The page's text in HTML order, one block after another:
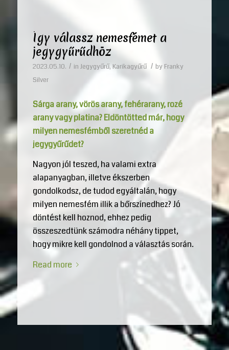
Így válassz nemesfémet a
jegygyűrűdhöz
2023.05.10. / in Jegygyűrű,Karikagyűrű / by Franky
Silver
Sárga arany, vörös arany, fehérarany, rozé
arany vagy platina? Eldöntötted már, hogy
milyen nemesfémből szeretnéd a
jegygyűrűdet?
Nagyon jól teszed, ha valami extra
alapanyagban, illetve ékszerben
gondolkodsz, de tudod egyáltalán, hogy
milyen nemesfém illik a bőrszínedhez? Jó
döntést kell hoznod, ehhez pedig
összeszedtünk számodra néhány tippet,
hogy mikre kell gondolnod a választás során.
Read more